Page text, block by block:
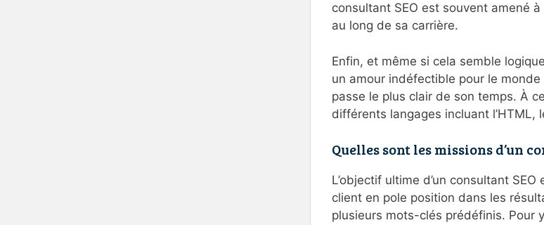
consultant SEO est souvent amené
au long de sa carrière.
Enfin, et même si cela semble
un amour indéfectible pour le monde
passe le plus clair de son temps. À
différents langages incluant l’HTML,
Quelles sont les missions d’un
L’objectif ultime d’un consultant
client en pole position dans les
plusieurs mots-clés prédéfinis. Pour